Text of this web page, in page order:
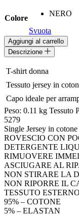
Colore
NERO
Svuota
ROMANCE
T-
SHIRT
WOMAN
MONTURA
quantità
Aggiungi al carrello
Descrizione
 T-shirt donna
 Tessuto jersey in
 Capo ideale per
Peso: 0.11 kg Tessuto
5279
Single Jersey in
ROVESCIO CON
DETERGENTE
RIMUOVERE
ASCIUGARE AL
NON STIRARE LA
NON RIPORRE IL
TESSUTO ESTERNO
95% – COTONE
5% – ELASTAN